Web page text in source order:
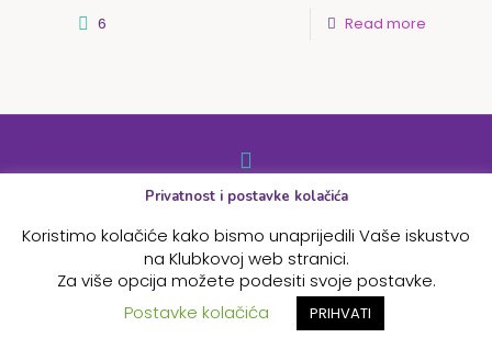
6 Read more
Muffin group
Powered byWordPress
Privatnost i postavke kolačića
Koristimo kolačiće kako bismo unaprijedili Vaše iskustvo
na Klubkovoj web stranici.
Za više opcija možete podesiti svoje postavke.
Postavke kolačića
PRIHVATI